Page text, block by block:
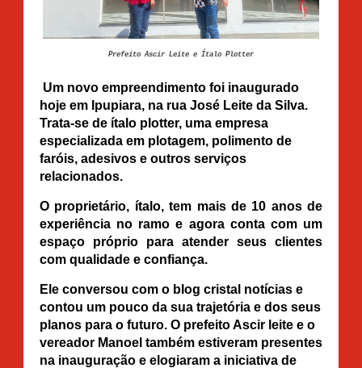
Prefeito Ascir Leite e Ítalo Plotter
Um novo empreendimento foi inaugurado
hoje em Ipupiara, na rua José Leite da Silva.
Trata-se de ítalo plotter, uma empresa
especializada em plotagem, polimento de
faróis, adesivos e outros serviços
relacionados.
O proprietário, ítalo, tem mais de 10 anos de
experiência no ramo e agora conta com um
espaço próprio para atender seus clientes
com qualidade e confiança.
Ele conversou com o blog cristal notícias e
contou um pouco da sua trajetória e dos seus
planos para o futuro. O prefeito Ascir leite e o
vereador Manoel também estiveram presentes
na inauguração e elogiaram a iniciativa de